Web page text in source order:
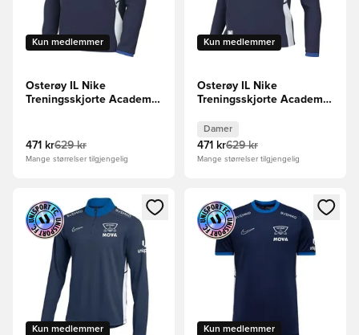
Kun medlemmer
Osterøy IL Nike
Treningsskjorte Academy
471 kr629 kr
Mange størrelser tilgjengelig
Kun medlemmer
Osterøy IL Nike
Treningsskjorte Academy
Damer
471 kr629 kr
Mange størrelser tilgjengelig
Åpner en Modal for å logge inn eller registrere deg som
Kun medlemmer
Åpner en Modal for å logge
Kun medlemmer